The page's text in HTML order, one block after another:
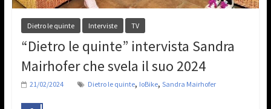
Dietro le quinte Interviste TV
“Dietro le quinte” intervista Sandra
Mairhofer che svela il suo 2024
21/02/2024 Dietro le quinte, IoBike, Sandra Mairhofer